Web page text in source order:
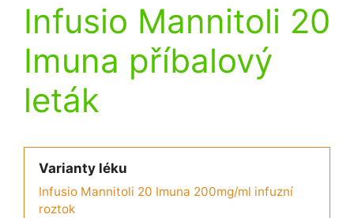
Infusio Mannitoli 20
Imuna příbalový
leták
Varianty léku
Infusio Mannitoli 20 Imuna 200mg/ml infuzní
roztok